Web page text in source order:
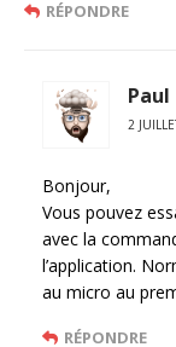
RÉPONDRE
Paul
2
Bonjour,
Vous pouvez
avec la
l’application.
au micro au
RÉPONDRE